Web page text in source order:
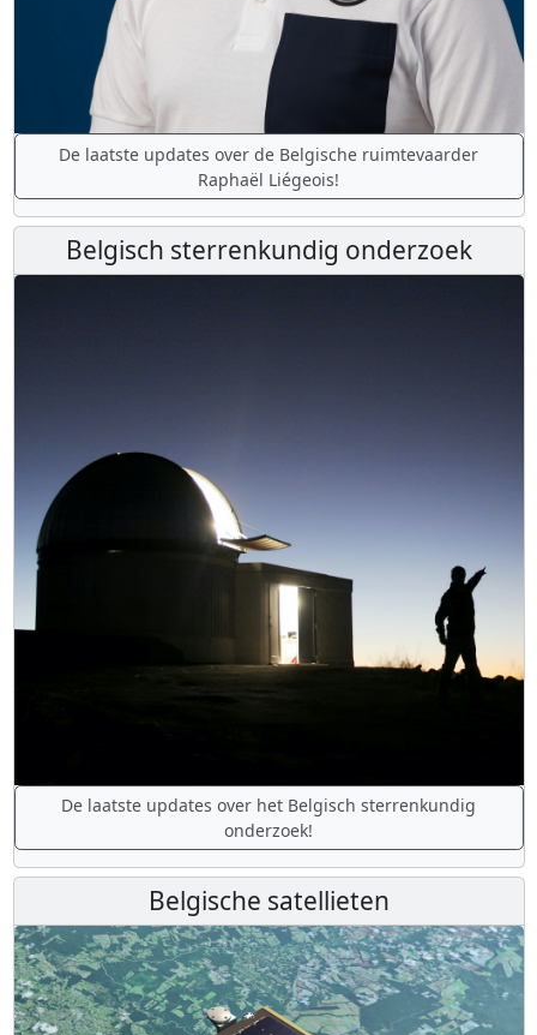
De laatste updates over de Belgische ruimtevaarder
Raphaël Liégeois!
Belgisch sterrenkundig onderzoek
De laatste updates over het Belgisch sterrenkundig
onderzoek!
Belgische satellieten